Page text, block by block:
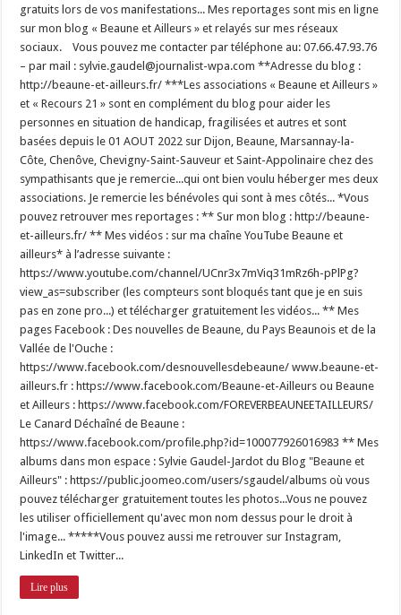
gratuits lors de vos manifestations... Mes reportages sont mis en ligne
sur mon blog « Beaune et Ailleurs » et relayés sur mes réseaux
sociaux. Vous pouvez me contacter par téléphone au: 07.66.47.93.76
– par mail : sylvie.gaudel@journalist-wpa.com **Adresse du blog :
http://beaune-et-ailleurs.fr/ ***Les associations « Beaune et Ailleurs »
et « Recours 21 » sont en complément du blog pour aider les
personnes en situation de handicap, fragilisées et autres et sont
basées depuis le 01 AOUT 2022 sur Dijon, Beaune, Marsannay-la-
Côte, Chenôve, Chevigny-Saint-Sauveur et Saint-Appolinaire chez des
sympathisants que je remercie...qui ont bien voulu héberger mes deux
associations. Je remercie les bénévoles qui sont à mes côtés... *Vous
pouvez retrouver mes reportages : ** Sur mon blog : http://beaune-
et-ailleurs.fr/ ** Mes vidéos : sur ma chaîne YouTube Beaune et
ailleurs* à l’adresse suivante :
https://www.youtube.com/channel/UCnr3x7mViq31mRz6h-pPlPg?
view_as=subscriber (les compteurs sont bloqués tant que je en suis
pas en zone pro...) et télécharger gratuitement les vidéos... ** Mes
pages Facebook : Des nouvelles de Beaune, du Pays Beaunois et de la
Vallée de l'Ouche :
https://www.facebook.com/desnouvellesdebeaune/ www.beaune-et-
ailleurs.fr : https://www.facebook.com/Beaune-et-Ailleurs ou Beaune
et Ailleurs : https://www.facebook.com/FOREVERBEAUNEETAILLEURS/
Le Canard Déchaîné de Beaune :
https://www.facebook.com/profile.php?id=100077926016983 ** Mes
albums dans mon espace : Sylvie Gaudel-Jardot du Blog "Beaune et
Ailleurs" : https://public.joomeo.com/users/sgaudel/albums où vous
pouvez télécharger gratuitement toutes les photos...Vous ne pouvez
les utiliser officiellement qu'avec mon nom dessus pour le droit à
l'image... *****Vous pouvez aussi me retrouver sur Instagram,
LinkedIn et Twitter...
Lire plus